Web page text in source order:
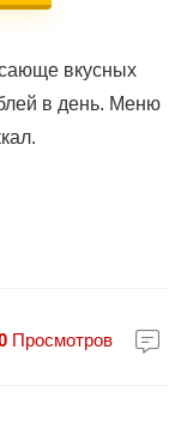
вкусных
в день. Меню
Просмотров